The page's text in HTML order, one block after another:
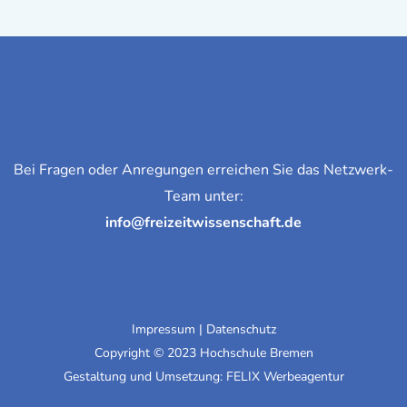
Bei Fragen oder Anregungen erreichen Sie das Netzwerk-
Team unter:
info@freizeitwissenschaft.de
Impressum | Datenschutz
Copyright © 2023 Hochschule Bremen
Gestaltung und Umsetzung: FELIX Werbeagentur